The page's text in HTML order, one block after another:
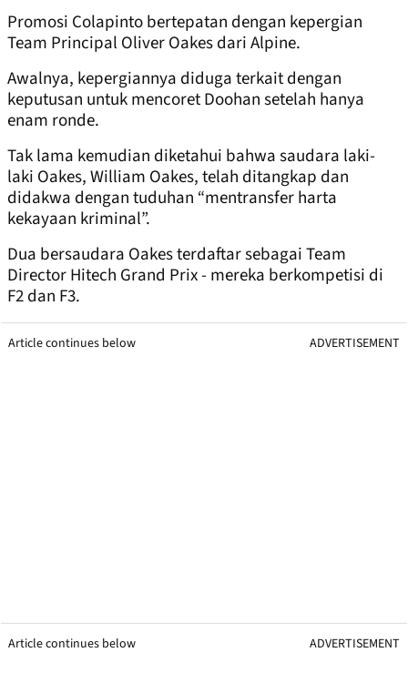
Promosi Colapinto bertepatan dengan kepergian
Team Principal Oliver Oakes dari Alpine.
Awalnya, kepergiannya diduga terkait dengan
keputusan untuk mencoret Doohan setelah hanya
enam ronde.
Tak lama kemudian diketahui bahwa saudara laki-
laki Oakes, William Oakes, telah ditangkap dan
didakwa dengan tuduhan “mentransfer harta
kekayaan kriminal”.
Dua bersaudara Oakes terdaftar sebagai Team
Director Hitech Grand Prix - mereka berkompetisi di
F2 dan F3.
Article continues below ADVERTISEMENT
Article continues below ADVERTISEMENT